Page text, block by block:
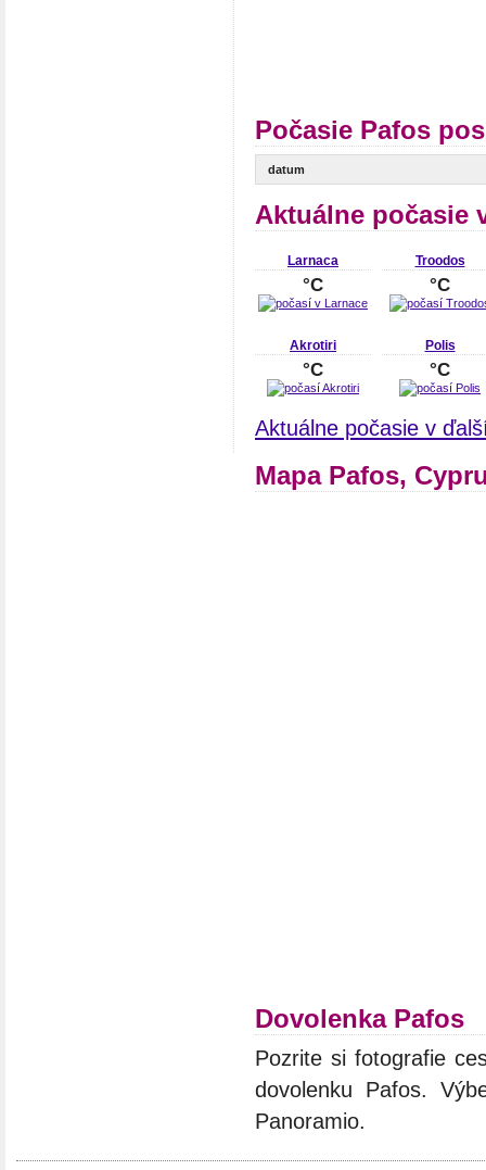
Počasie Pafos
datum
Aktuálne počasie
Larnaca
°C
Troodos
°C
Akrotiri
°C
Polis
°C
Aktuálne počasie v
Mapa Pafos,
Dovolenka Pafos
Pozrite si fotografie
dovolenku Pafos.
Panoramio.